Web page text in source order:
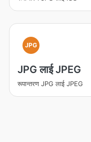
JPG
JPG लाई JPEG
रूपान्तरण JPG लाई JPEG